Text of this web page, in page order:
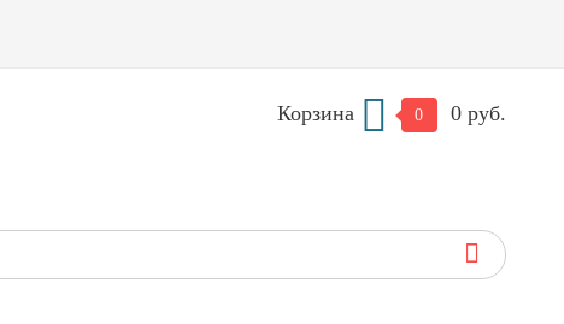
Корзина 0 0 руб.